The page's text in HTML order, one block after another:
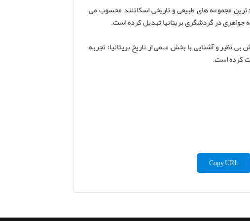
مجموعه های طبیعی و تاریخی اسکاتلند محسوب می
جواهری در گردشگری بریتانیا تبدیل کرده است.
نظیر و آشنایی با بخش مهمی از تاریخ بریتانیا؛ تجربه
کرده است.
Copy URL